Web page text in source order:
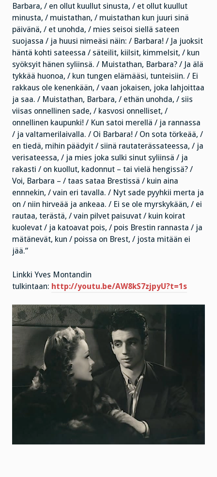
Barbara, / en ollut kuullut sinusta, / et ollut kuullut
minusta, / muistathan, / muistathan kun juuri sinä
päivänä, / et unohda, / mies seisoi siellä sateen
suojassa / ja huusi nimeäsi näin: / Barbara! / Ja juoksit
häntä kohti sateessa / säteilit, kiilsit, kimmelsit, / kun
syöksyit hänen syliinsä. / Muistathan, Barbara? / Ja älä
tykkää huonoa, / kun tungen elämääsi, tunteisiin. / Ei
rakkaus ole kenenkään, / vaan jokaisen, joka lahjoittaa
ja saa. / Muistathan, Barbara, / ethän unohda, / siis
viisas onnellinen sade, / kasvosi onnelliset, /
onnellinen kaupunki! / Kun satoi merellä / ja rannassa
/ ja valtamerilaivalla. / Oi Barbara! / On sota törkeää, /
en tiedä, mihin päädyit / siinä rautaterässateessa, / ja
verisateessa, / ja mies joka sulki sinut syliinsä / ja
rakasti / on kuollut, kadonnut – tai vielä hengissä? /
Voi, Barbara – / taas sataa Brestissä / kuin aina
ennnekin, / vain eri tavalla. / Nyt sade pyyhkii merta ja
on / niin hirveää ja ankeaa. / Ei se ole myrskykään, / ei
rautaa, terästä, / vain pilvet paisuvat / kuin koirat
kuolevat / ja katoavat pois, / pois Brestin rannasta / ja
mätänevät, kun / poissa on Brest, / josta mitään ei
jää.”
Linkki Yves Montandin
tulkintaan: http://youtu.be/AW8kS7zjpyU?t=1s